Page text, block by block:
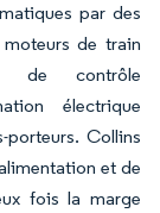
par des
de train
de contrôle
électrique
porteurs. Collins
et de
fois la marge